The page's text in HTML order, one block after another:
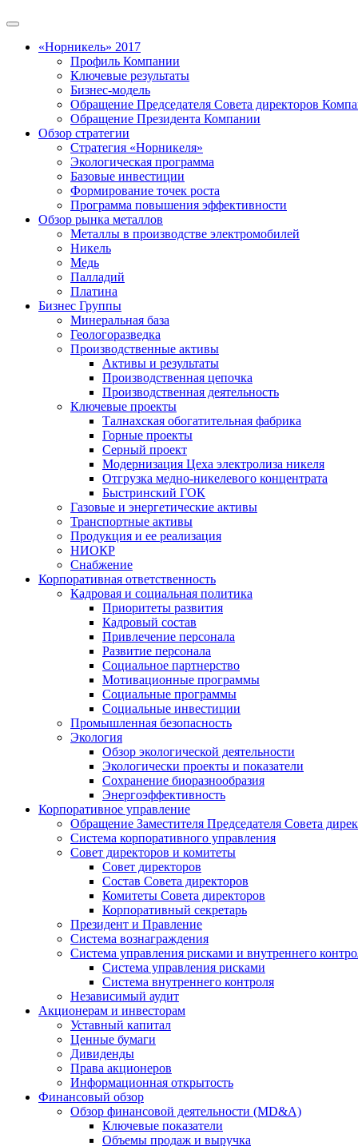
«Норникель» 2017
Профиль Компании
Ключевые результаты
Бизнес-модель
Обращение Председателя Совета директоров
Обращение Президента Компании
Обзор стратегии
Стратегия «Норникеля»
Экологическая программа
Базовые инвестиции
Формирование точек роста
Программа повышения эффективности
Обзор рынка металлов
Металлы в производстве электромобилей
Никель
Медь
Палладий
Платина
Бизнес Группы
Минеральная база
Геологоразведка
Производственные активы
Активы и результаты
Производственная цепочка
Производственная деятельность
Ключевые проекты
Талнахская обогатительная фабрика
Горные проекты
Серный проект
Модернизация Цеха электролиза никеля
Отгрузка медно-никелевого концентрата
Быстринский ГОК
Газовые и энергетические активы
Транспортные активы
Продукция и ее реализация
НИОКР
Снабжение
Корпоративная ответственность
Кадровая и социальная политика
Приоритеты развития
Кадровый состав
Привлечение персонала
Развитие персонала
Социальное партнерство
Мотивационные программы
Социальные программы
Социальные инвестиции
Промышленная безопасность
Экология
Обзор экологической деятельности
Экологически проекты и показатели
Сохранение биоразнообразия
Энергоэффективность
Корпоративное управление
Обращение Заместителя Председателя Совета
Система корпоративного управления
Совет директоров и комитеты
Совет директоров
Состав Совета директоров
Комитеты Совета директоров
Корпоративный секретарь
Президент и Правление
Система вознаграждения
Система управления рисками и внутреннего
Система управления рисками
Система внутреннего контроля
Независимый аудит
Акционерам и инвесторам
Уставный капитал
Ценные бумаги
Дивиденды
Права акционеров
Информационная открытость
Финансовый обзор
Обзор финансовой деятельности (MD&A)
Ключевые показатели
Объемы продаж и выручка